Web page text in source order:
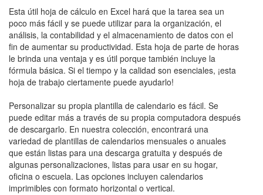
Esta útil hoja de cálculo en Excel hará que la tarea sea un
poco más fácil y se puede utilizar para la organización, el
análisis, la contabilidad y el almacenamiento de datos con el
fin de aumentar su productividad. Esta hoja de parte de horas
le brinda una ventaja y es útil porque también incluye la
fórmula básica. Si el tiempo y la calidad son esenciales, ¡esta
hoja de trabajo ciertamente puede ayudarlo!
Personalizar su propia plantilla de calendario es fácil. Se
puede editar más a través de su propia computadora después
de descargarlo. En nuestra colección, encontrará una
variedad de plantillas de calendarios mensuales o anuales
que están listas para una descarga gratuita y después de
algunas personalizaciones, listas para usar en su hogar,
oficina o escuela. Las opciones incluyen calendarios
imprimibles con formato horizontal o vertical.